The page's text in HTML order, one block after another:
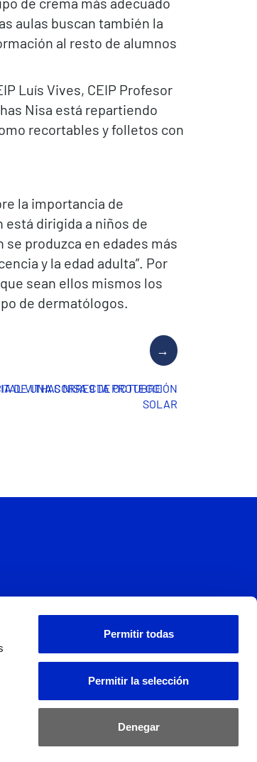
Permitir todas
Permitir la selección
Denegar
aulas buscan también la
al resto de alumnos
Luís Vives, CEIP Profesor
Nisa está repartiendo
recortables y folletos con
la importancia de
está dirigida a niños de
se produzca en edades más
y la edad adulta”. Por
sean ellos mismos los
de dermatólogos.
VITHAS NISA 9 DE OCTUBRE
DE UNA CORRECTA PROTECCIÓN
SOLAR